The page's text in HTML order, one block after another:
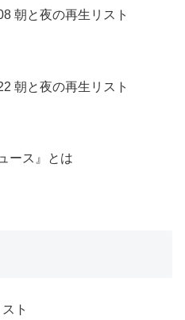
朝と夜の再生リスト
朝と夜の再生リスト
ース』とは
ト